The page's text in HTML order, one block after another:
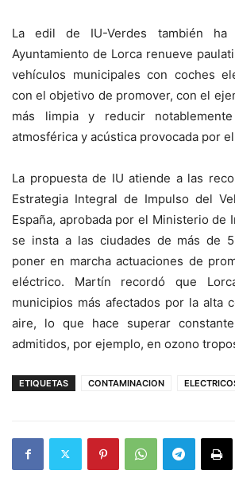
La edil de IU-Verdes también
Ayuntamiento de Lorca renueve
vehículos municipales con coches
con el objetivo de promover, con el
más limpia y reducir
atmosférica y acústica provocada por
La propuesta de IU atiende a las
Estrategia Integral de Impulso del
España, aprobada por el Ministerio de
se insta a las ciudades de más de
poner en marcha actuaciones de
eléctrico. Martín recordó que
municipios más afectados por la alta
aire, lo que hace superar
admitidos, por ejemplo, en ozono
ETIQUETAS CONTAMINACION